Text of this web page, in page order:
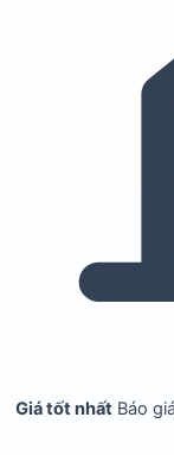
Giá tốt nhất Báo